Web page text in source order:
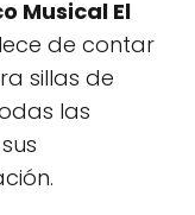
Musical El
de contar
sillas de
las